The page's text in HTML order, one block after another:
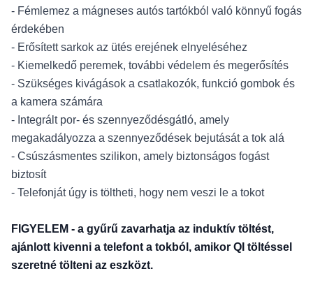
- Fémlemez a mágneses autós tartókból való könnyű fogás
érdekében
- Erősített sarkok az ütés erejének elnyeléséhez
- Kiemelkedő peremek, további védelem és megerősítés
- Szükséges kivágások a csatlakozók, funkció gombok és
a kamera számára
- Integrált por- és szennyeződésgátló, amely
megakadályozza a szennyeződések bejutását a tok alá
- Csúszásmentes szilikon, amely biztonságos fogást
biztosít
- Telefonját úgy is töltheti, hogy nem veszi le a tokot
FIGYELEM - a gyűrű zavarhatja az induktív töltést,
ajánlott kivenni a telefont a tokból, amikor QI töltéssel
szeretné tölteni az eszközt.